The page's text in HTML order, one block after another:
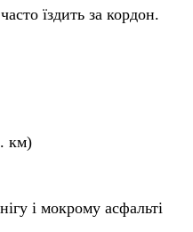
їздить за кордон.
км)
і мокрому асфальті